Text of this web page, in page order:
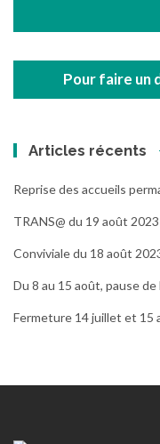
Pour faire un
Articles récents
Reprise des accueils
TRANS@ du 19 août 2023
Conviviale du 18 août
Du 8 au 15 août, pause
Fermeture 14 juillet et 15